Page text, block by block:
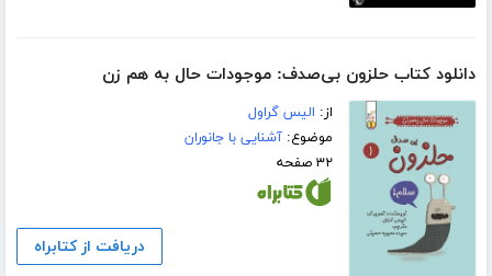
دانلود کتاب حلزون بی‌صدف: موجودات حال به هم زن
از: الیس گراول
موضوع:آشنایی با جانوران
۳۲ صفحه
دریافت از کتابراه